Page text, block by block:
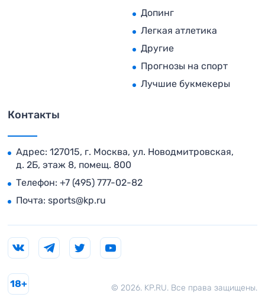
Допинг
Легкая атлетика
Другие
Прогнозы на спорт
Лучшие букмекеры
Контакты
Адрес: 127015, г. Москва, ул. Новодмитровская,
д. 2Б, этаж 8, помещ. 800
Телефон: +7 (495) 777-02-82
Почта: sports@kp.ru
© 2026. KP.RU. Все права защищены.
18+